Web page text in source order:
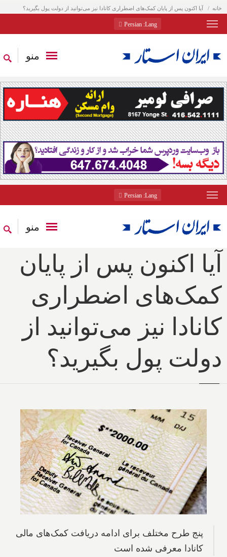
خانه آیا اکنون پس از پایان کمک‌های اضطراری کانادا نیز می‌توانید از دولت پول بگیرید؟
Lang
: Persian
منو
Lang
: Persian
منو
آیا اکنون پس از پایان
کمک‌های اضطراری
کانادا نیز می‌توانید از
دولت پول بگیرید؟
پنج طرح مختلف برای ادامه دریافت کمک‌های مالی
کانادا معرفی شده است